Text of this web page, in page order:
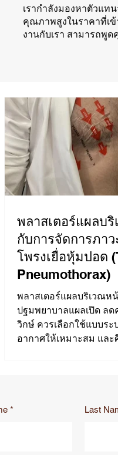
เรากำลังมองหาตัวแท
คุณภาพสูงในราคาที่เ
งานกับเรา สามารถพูด
พลาสเตอร์แผลบ
กับการจัดการภา
โพรงเยื่อหุ้มปอด
Pneumothorax)
พลาสเตอร์แผลบริเวณห
ปฐมพยาบาลแผลเปิด ลด
วิกษ์ ควรเลือกใช้แบบระ
อากาศให้เหมาะสม และ
Last